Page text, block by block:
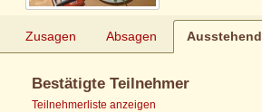
Zusagen Absagen Ausstehend
Bestätigte Teilnehmer
Teilnehmerliste anzeigen